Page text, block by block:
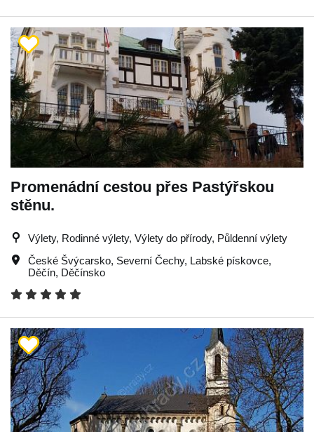
Promenádní cestou přes Pastýřskou
stěnu.
Výlety, Rodinné výlety, Výlety do přírody, Půldenní výlety
České Švýcarsko, Severní Čechy, Labské pískovce,
Děčín, Děčínsko